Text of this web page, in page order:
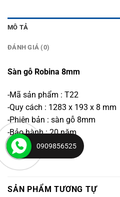
MÔ TẢ
ĐÁNH GIÁ (0)
Sàn gỗ Robina 8mm
-Mã sản phẩm : T22
-Quy cách : 1283 x 193 x 8 mm
-Phiên bản : sàn gỗ 8mm
-Bảo hành : 20 năm
-Xuất xứ : Malaysia
SẢN PHẨM TƯƠNG TỰ
0909856525